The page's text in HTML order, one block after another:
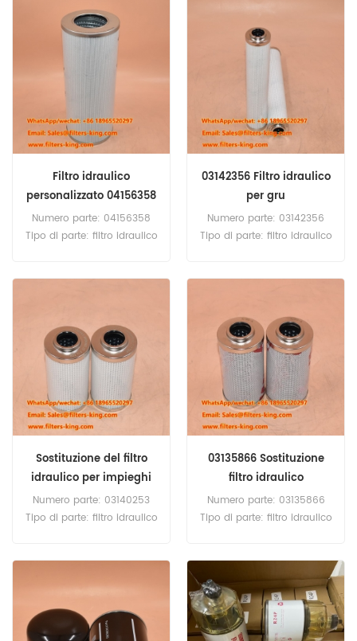
minima: 20 pezzi AF55015
Filtro aria Riferimento
incrociato 90019453
Utilizzare per Grove RT530E-
Quantità minima: 60 pezzi
04180966 Filtro carburante
equivalente a KN 70416 per
gru Manitowoc.
Filtro idraulico
personalizzato 04156358
4156358
Numero parte: 04156358
Tipo di parte: filtro idraulico
03142356 Filtro idraulico
per gru
Numero parte: 03142356
Tipo di parte: filtro idraulico
Sostituzione del filtro
idraulico per impieghi
gravosi 03140253
Numero parte: 03140253
Tipo di parte: filtro idraulico
Filtro idraulico equivalente
a P764665 SH 75160 per
gru Manitowoc.
03135866 Sostituzione
filtro idraulico
Numero parte: 03135866
Tipo di parte: filtro idraulico
minima: 60 pezzi 03135866
Filtro idraulicoEquivalente a
SH 75160 per gru
Manitowoc.